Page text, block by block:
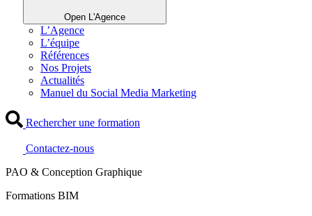
Open L'Agence
L’Agence
L’équipe
Références
Nos Projets
Actualités
Manuel du Social Media Marketing
Rechercher une formation
Contactez-nous
PAO & Conception Graphique
Formations BIM